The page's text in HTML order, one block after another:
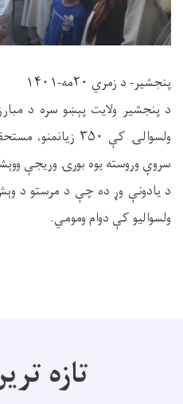
پنجشیر- د زمري ۲۰مه-۱۴۰۱
د پنجشیر ولایت پېښو سره د
ولسوالۍ کې ۳۵۰
سروې وروسته یوه بورۍ وریجې
د یادونې وړ ده چې د مرستو د
ولسوالیو کې دوام ومومي.
تازه